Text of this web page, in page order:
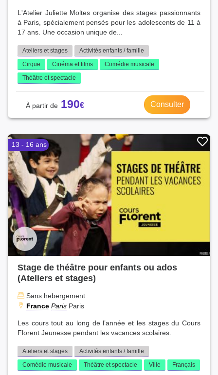
L'Atelier Juliette Moltes organise des stages passionnants
à Paris, spécialement pensés pour les adolescents de 11 à
17 ans. Une occasion unique de...
Ateliers et stages
Activités enfants / famille
Cirque
Cinéma et films
Comédie musicale
Théâtre et spectacle
190 Consulter
13 - 16 ans
Stage de théâtre pour enfants ou ados
(Ateliers et stages)
Sans hebergement
France Paris Paris
Les cours tout au long de l’année et les stages du Cours
Florent Jeunesse pendant les vacances scolaires.
Ateliers et stages
Activités enfants / famille
Comédie musicale
Théâtre et spectacle Ville Français